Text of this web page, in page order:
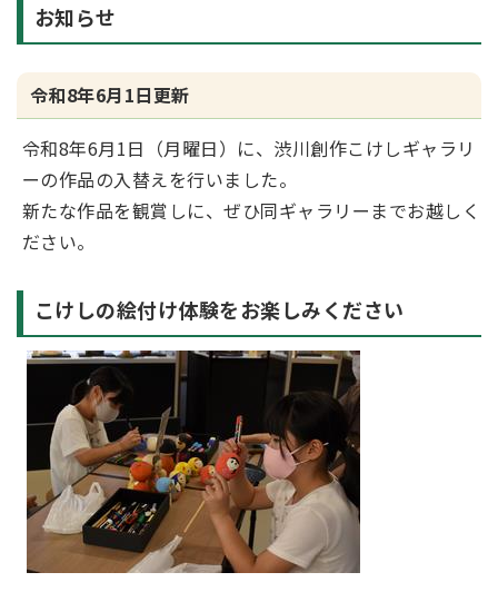
お知らせ
令和8年6月1日更新
令和8年6月1日（月曜日）に、渋川創作こけしギャラリ
ーの作品の入替えを行いました。
新たな作品を観賞しに、ぜひ同ギャラリーまでお越しく
ださい。
こけしの絵付け体験をお楽しみください